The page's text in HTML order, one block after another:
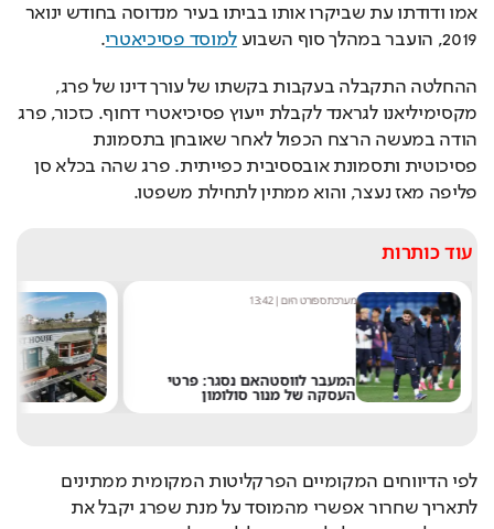
אמו ודודתו עת שביקרו אותו בביתו בעיר מנדוסה בחודש ינואר
2019, הועבר במהלך סוף השבוע
למוסד פסיכיאטרי.
ההחלטה התקבלה בעקבות בקשתו של עורך דינו של פרג,
מקסימיליאנו לגראנד לקבלת ייעוץ פסיכיאטרי דחוף. כזכור, פרג
הודה במעשה הרצח הכפול לאחר שאובחן בתסמונת
פסיכוטית ותסמונת אובססיבית כפייתית. פרג שהה בכלא סן
פליפה מאז נעצר, והוא ממתין לתחילת משפטו.
עוד כותרות
מערכת ספורט היום|
13:42
המעבר לווסטהאם נסגר: פרטי
העסקה של מנור סולומון
לפי הדיווחים המקומיים הפרקליטות המקומית ממתינים
לתאריך שחרור אפשרי מהמוסד על מנת שפרג יקבל את